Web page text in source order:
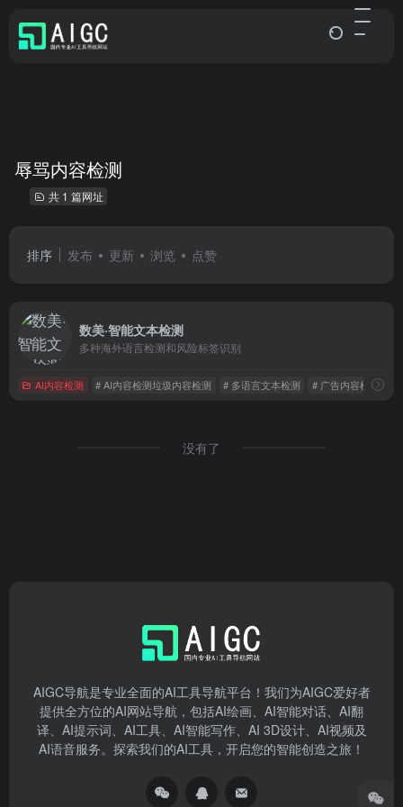
辱骂内容检测
共 1 篇网址
排序 发布 更新 浏览 点赞
数美·智能文本检测
多种海外语言检测和风险标签识别
AI内容检测 # AI内容检测垃圾内容检测 # 多语言文本检测 # 广告内容检测
没有了
AIGC导航是专业全面的AI工具导航平台！我们为AIGC爱好者
提供全方位的AI网站导航，包括AI绘画、AI智能对话、AI翻
译、AI提示词、AI工具、AI智能写作、AI 3D设计、AI视频及
AI语音服务。探索我们的AI工具，开启您的智能创造之旅！